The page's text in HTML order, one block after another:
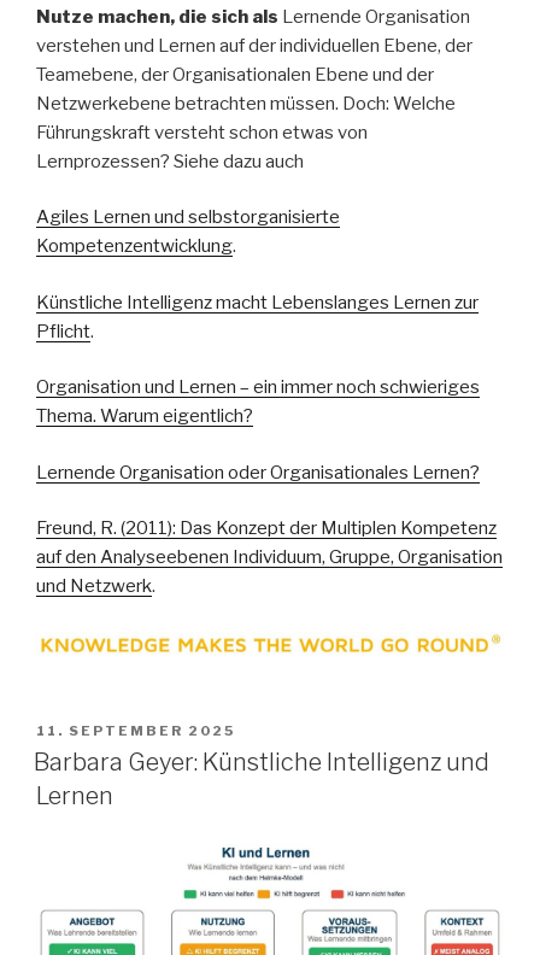
Nutze machen, die sich als Lernende Organisation
verstehen und Lernen auf der individuellen Ebene, der
Teamebene, der Organisationalen Ebene und der
Netzwerkebene betrachten müssen. Doch: Welche
Führungskraft versteht schon etwas von
Lernprozessen? Siehe dazu auch
Agiles Lernen und selbstorganisierte
Kompetenzentwicklung.
Künstliche Intelligenz macht Lebenslanges Lernen zur
Pflicht.
Organisation und Lernen – ein immer noch schwieriges
Thema. Warum eigentlich?
Lernende Organisation oder Organisationales Lernen?
Freund, R. (2011): Das Konzept der Multiplen Kompetenz
auf den Analyseebenen Individuum, Gruppe, Organisation
und Netzwerk.
VERÖFFENTLICHT
AM
11. SEPTEMBER 2025
Barbara Geyer: Künstliche Intelligenz und
Lernen